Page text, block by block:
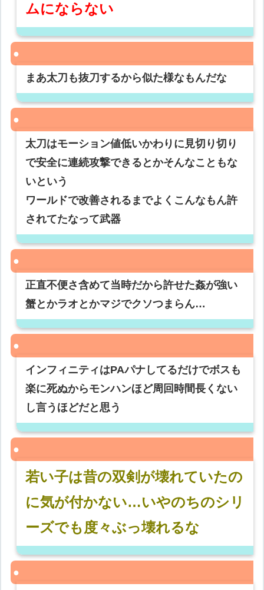
ムにならない
まあ太刀も抜刀するから似た様なもんだな
太刀はモーション値低いかわりに見切り切り
で安全に連続攻撃できるとかそんなこともな
いという
ワールドで改善されるまでよくこんなもん許
されてたなって武器
正直不便さ含めて当時だから許せた姦が強い
蟹とかラオとかマジでクソつまらん…
インフィニティはPAパナしてるだけでボスも
楽に死ぬからモンハンほど周回時間長くない
し言うほどだと思う
若い子は昔の双剣が壊れていたの
に気が付かない…いやのちのシリ
ーズでも度々ぶっ壊れるな